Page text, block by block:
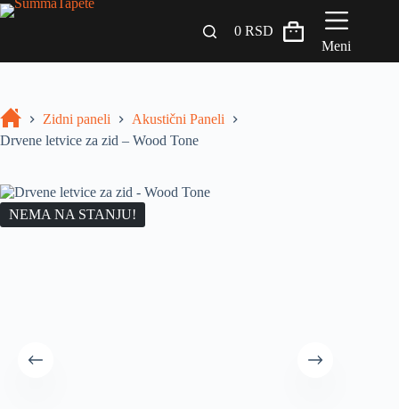
Drveni Pregradni Zidovi i Police
Građevinski materijali
0RSD
Meni
Zidni paneli
Akustični Paneli
Drvene letvice za zid – Wood Tone
NEMA NA STANJU!